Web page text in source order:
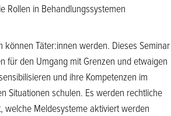
Rollen in Behandlungssystemen
können Täter:innen werden. Dieses Seminar
für den Umgang mit Grenzen und etwaigen
und ihre Kompetenzen im
Situationen schulen. Es werden rechtliche
welche Meldesysteme aktiviert werden